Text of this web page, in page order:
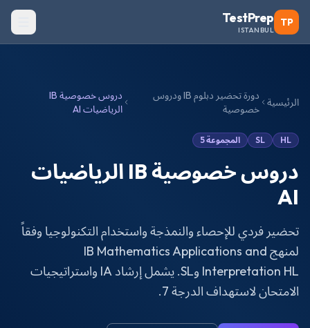
TP
TestPrep
ISTANBUL
الرئيسية
دورة تحضير دبلوم IB ودروس
خصوصية
دروس خصوصية IB
الرياضيات AI
HL
SL المجموعة 5
دروس خصوصية IB الرياضيات
AI
تحضير فردي للإحصاء والنمذجة واستخدام التكنولوجيا وفقاً
لمنهج IB Mathematics Applications and
Interpretation HL وSL. يشمل إرشاد IA واستراتيجيات
الامتحان لاستهداف الدرجة 7.